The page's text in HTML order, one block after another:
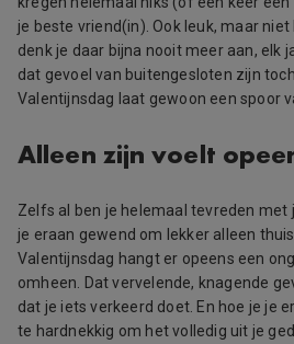
je beste vriend(in). Ook leuk, maar
denk je daar bijna nooit meer aan, elk
dat gevoel van buitengesloten zijn
Valentijnsdag laat gewoon een spoor
Alleen zijn voelt
Zelfs al ben je helemaal tevreden met
je eraan gewend om lekker alleen
Valentijnsdag hangt er opeens een
omheen. Dat vervelende, knagende
dat je iets verkeerd doet. En hoe je je
te hardnekkig om het volledig uit je